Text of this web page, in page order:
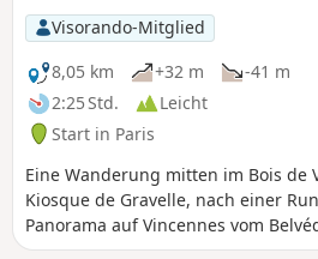
Visorando-Mitglied
8,05 km
+32 m
-41 m
2:25 Std.
Leicht
Start in Paris
Eine Wanderung mitten im Bois de
Kiosque de Gravelle, nach einer
Panorama auf Vincennes vom
Abstecher auf die Allée Royale mit